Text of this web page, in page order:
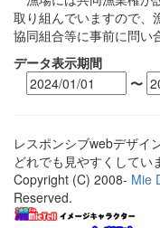
取り組んでいますので、
協同組合等に事前に問い
データ表示期間
〜
レスポンシブwebデザイ
どれでも見やすくしてい
Copyright (C) 2008- Mie
Reserved.